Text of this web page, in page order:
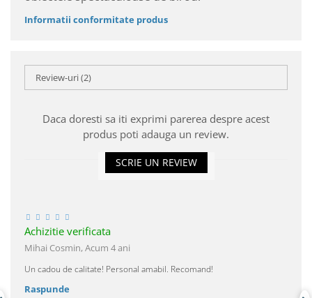
Informatii conformitate produs
Review-uri(2)
Daca doresti sa iti exprimi parerea despre acest
produs poti adauga un review.
SCRIE UN REVIEW
Achizitie verificata
Mihai Cosmin,Acum 4 ani
Un cadou de calitate! Personal amabil. Recomand!
Raspunde